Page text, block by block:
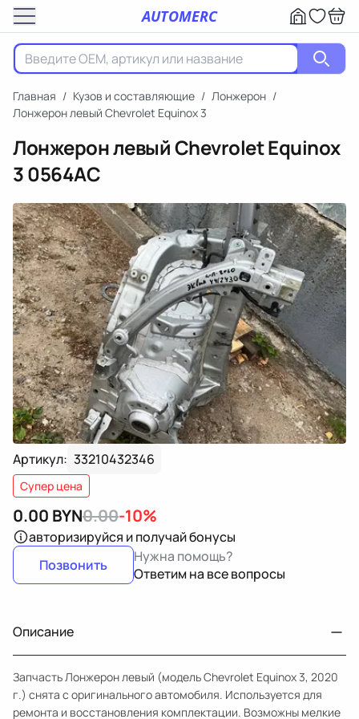
AUTOMERC
Главная / Кузов и составляющие / Лонжерон /
Лонжерон левый Chevrolet Equinox 3
Лонжерон левый Chevrolet Equinox
30564AC
Артикул: 33210432346
Супер цена
0.00 BYN0.00-10%
авторизируйся и получай бонусы
Позвонить
Нужна помощь?
Ответим на все вопросы
Описание
Запчасть Лонжерон левый (модель Chevrolet Equinox 3, 2020
г.) снята с оригинального автомобиля. Используется для
ремонта и восстановления комплектации. Возможны мелкие